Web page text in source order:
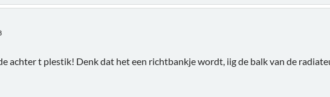
achter t plestik! Denk dat het een richtbankje wordt, iig de balk van de